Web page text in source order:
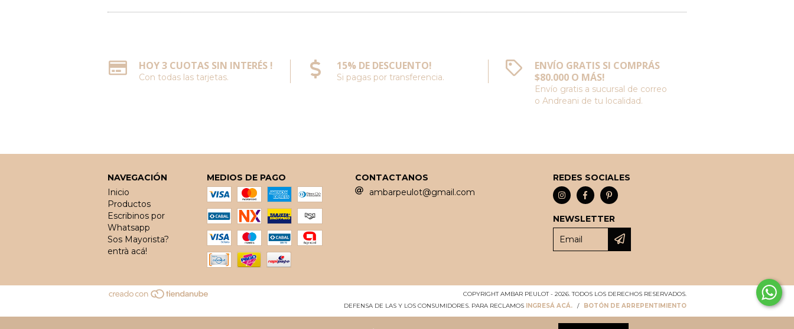
HOY 3 CUOTAS SIN INTERÉS !
Con todas las tarjetas.
15% DE DESCUENTO!
Si pagas por transferencia.
ENVÍO GRATIS SI COMPRÁS
$80.000 O MÁS!
Envío gratis a sucursal de correo
o Andreani de tu localidad.
NAVEGACIÓN
Inicio
Productos
Escribinos por
Whatsapp
Sos Mayorista?
entrà acá!
MEDIOS DE PAGO
CONTACTANOS
ambarpeulot@gmail.com
REDES SOCIALES
NEWSLETTER
COPYRIGHT AMBAR PEULOT - 2026. TODOS LOS DERECHOS RESERVADOS.
DEFENSA DE LAS Y LOS CONSUMIDORES. PARA RECLAMOS INGRESÁ ACÁ. / BOTÓN DE ARREPENTIMIENTO